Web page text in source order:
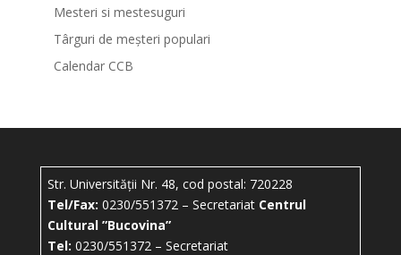
Mesteri si mestesuguri
Târguri de meșteri populari
Calendar CCB
Str. Universității Nr. 48, cod postal: 720228
Tel/Fax: 0230/551372 – Secretariat Centrul
Cultural ”Bucovina”
Tel: 0230/551372 – Secretariat